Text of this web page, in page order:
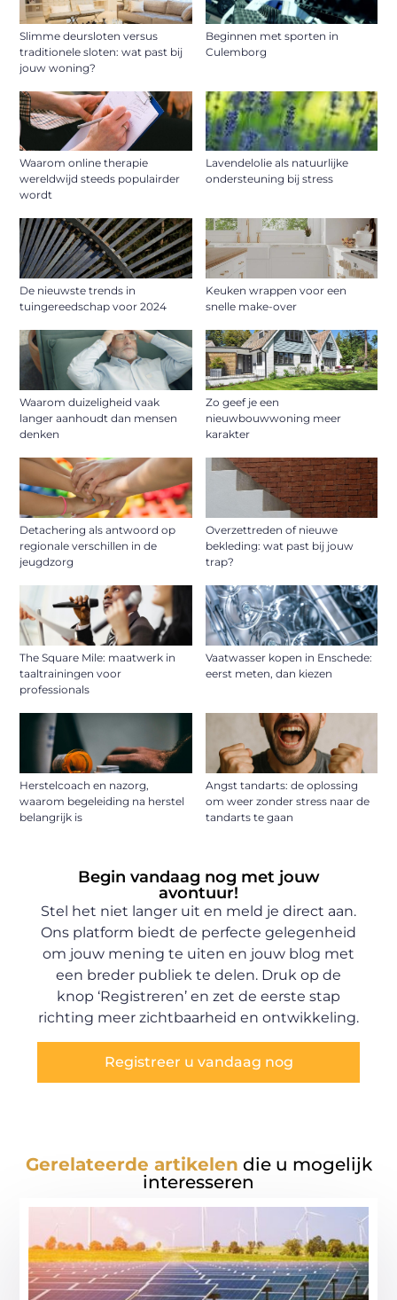
Slimme deursloten versus
traditionele sloten: wat past bij
jouw woning?
Beginnen met sporten in
Culemborg
Waarom online therapie
wereldwijd steeds populairder
wordt
Lavendelolie als natuurlijke
ondersteuning bij stress
De nieuwste trends in
tuingereedschap voor 2024
Keuken wrappen voor een
snelle make-over
Waarom duizeligheid vaak
langer aanhoudt dan mensen
denken
Zo geef je een
nieuwbouwwoning meer
karakter
Detachering als antwoord op
regionale verschillen in de
jeugdzorg
Overzettreden of nieuwe
bekleding: wat past bij jouw
trap?
The Square Mile: maatwerk in
taaltrainingen voor
professionals
Vaatwasser kopen in Enschede:
eerst meten, dan kiezen
Herstelcoach en nazorg,
waarom begeleiding na herstel
belangrijk is
Angst tandarts: de oplossing
om weer zonder stress naar de
tandarts te gaan
Begin vandaag nog met jouw
avontuur!
Stel het niet langer uit en meld je direct aan.
Ons platform biedt de perfecte gelegenheid
om jouw mening te uiten en jouw blog met
een breder publiek te delen. Druk op de
knop ‘Registreren’ en zet de eerste stap
richting meer zichtbaarheid en ontwikkeling.
Registreer u vandaag nog
Gerelateerde artikelen die u mogelijk
interesseren